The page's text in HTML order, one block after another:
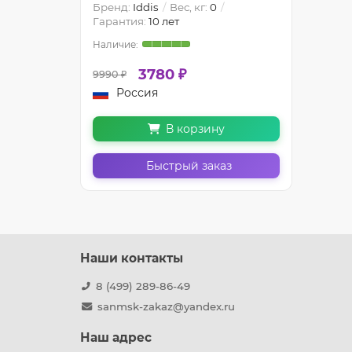
Бренд: Iddis Вес, кг: 0
Гарантия: 10 лет
9990 ₽ 3780 ₽
Россия
В корзину
Быстрый заказ
Наши контакты
8 (499) 289-86-49
sanmsk-zakaz@yandex.ru
Наш адрес